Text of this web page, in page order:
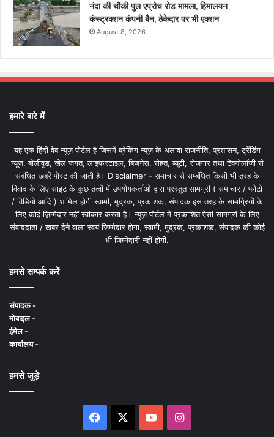
नंदा की चौकी पुल एप्रोच रोड मामला, हिमालयन
कंस्ट्रक्शन कंपनी बैन, ठेकेदार पर भी एक्शन
August 8, 2026
हमारे बारे में
यह एक हिंदी वेब न्यूज़ पोर्टल है जिसमें ब्रेकिंग न्यूज़ के अलावा राजनीति, प्रशासन, ट्रेंडिंग
न्यूज, बॉलीवुड, खेल जगत, लाइफस्टाइल, बिजनेस, सेहत, ब्यूटी, रोजगार तथा टेक्नोलॉजी से
संबंधित खबरें पोस्ट की जाती है। Disclaimer - समाचार से सम्बंधित किसी भी तरह के
विवाद के लिए साइट के कुछ तत्वों में उपयोगकर्ताओं द्वारा प्रस्तुत सामग्री ( समाचार / फोटो
/ विडियो आदि ) शामिल होगी स्वामी, मुद्रक, प्रकाशक, संपादक इस तरह के सामग्रियों के
लिए कोई ज़िम्मेदार नहीं स्वीकार करता है। न्यूज़ पोर्टल में प्रकाशित ऐसी सामग्री के लिए
संवाददाता / खबर देने वाला स्वयं जिम्मेदार होगा, स्वामी, मुद्रक, प्रकाशक, संपादक की कोई
भी जिम्मेदारी नहीं होगी.
हमसे सम्पर्क करें
संपादक -
मोबाइल -
ईमेल -
कार्यालय -
हमसे जुड़े
Facebook YouTubeInstagram